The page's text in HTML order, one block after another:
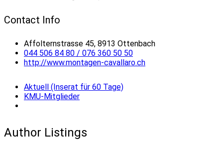
Contact Info
Affolternstrasse 45, 8913 Ottenbach
044 506 84 80 / 076 360 50 50
http://www.montagen-cavallaro.ch
Aktuell (Inserat für 60 Tage)
KMU-Mitglieder
Author Listings